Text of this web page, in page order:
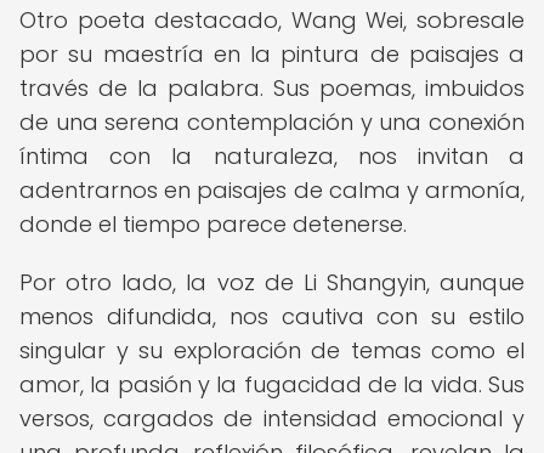
Otro poeta destacado, Wang Wei, sobresale
por su maestría en la pintura de paisajes a
través de la palabra. Sus poemas, imbuidos
de una serena contemplación y una conexión
íntima con la naturaleza, nos invitan a
adentrarnos en paisajes de calma y armonía,
donde el tiempo parece detenerse.
Por otro lado, la voz de Li Shangyin, aunque
menos difundida, nos cautiva con su estilo
singular y su exploración de temas como el
amor, la pasión y la fugacidad de la vida. Sus
versos, cargados de intensidad emocional y